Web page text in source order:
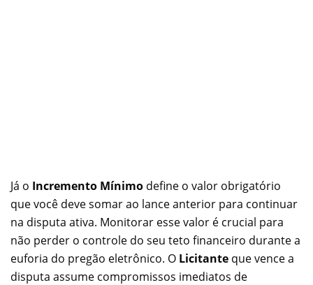
Já o Incremento Mínimo define o valor obrigatório
que você deve somar ao lance anterior para continuar
na disputa ativa. Monitorar esse valor é crucial para
não perder o controle do seu teto financeiro durante a
euforia do pregão eletrônico. O Licitante que vence a
disputa assume compromissos imediatos de